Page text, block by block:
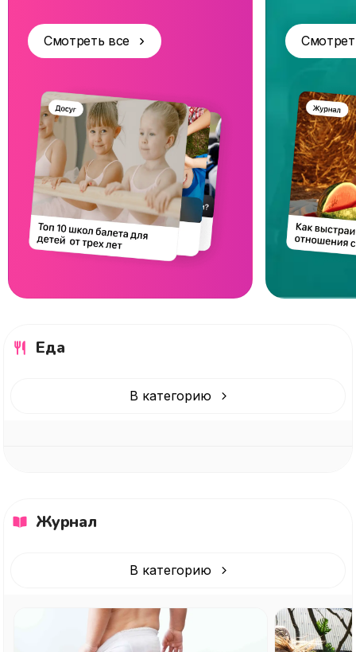
Смотреть все
Еда
В категорию
Журнал
В категорию